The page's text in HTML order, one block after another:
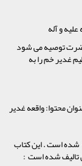
و آله
توصیه می شود
غدیر خم را به
محتوا: واقعه غدیر
شده است . این کتاب
تالیف شده است :